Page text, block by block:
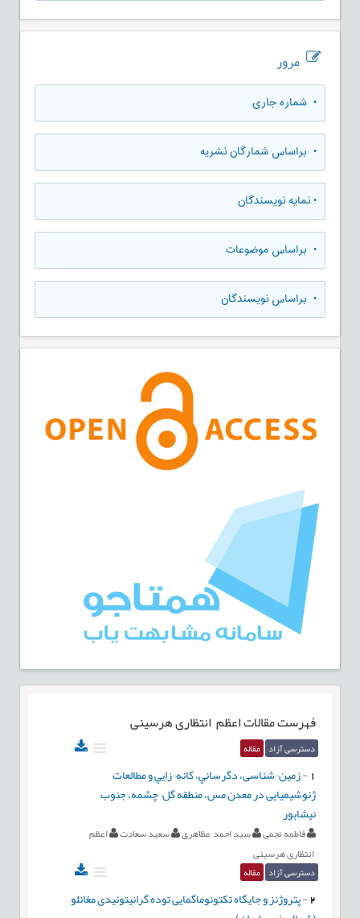
مرور
• شماره جاری
• براساس شمارگان نشریه
•نمایه نویسندگان
• براساس موضوعات
• براساس نویسندگان
فهرست مقالاتاعظم انتظاری هرسینی
دسترسی آزاد مقاله
-زمین¬شناسی، دگرساني، كانه¬زايي و مطالعات
ژئوشیمیایی در معدن مس، منطقه گل¬چشمه، جنوب
نیشابور
فاطمه نجمی سید احمد مظاهری سعید سعادت
اعظم
انتظاری هرسینی
دسترسی آزاد مقاله
2
-پتروژنز و جایگاه تکتونوماگمایی توده گرانیتوئیدی مغانلو